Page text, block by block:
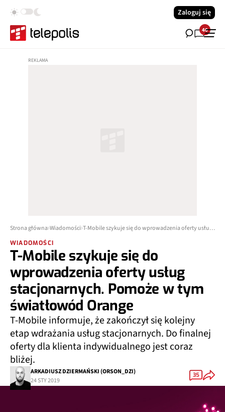
Zaloguj się
40
Strona główna Wiadomości T-Mobile szykuje się do wprowadzenia oferty usług stacjonarnych. Pomoże w tym światłowód Orange
WIADOMOŚCI
T-Mobile szykuje się do
wprowadzenia oferty usług
stacjonarnych. Pomoże w tym
światłowód Orange
T-Mobile informuje, że zakończył się kolejny
etap wdrażania usług stacjonarnych. Do finalnej
oferty dla klienta indywidualnego jest coraz
bliżej.
ARKADIUSZ DZIERMAŃSKI (ORSON_DZI)
24 STY 2019
35